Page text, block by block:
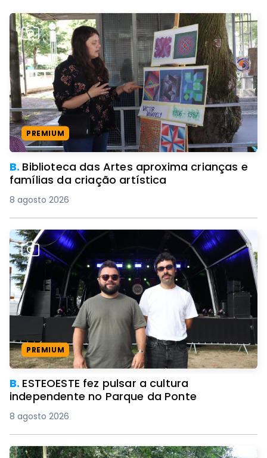
PREMIUM
B. Biblioteca das Artes aproxima crianças e
famílias da criação artística
8 agosto 2026
PREMIUM
B. ESTEOESTE fez pulsar a cultura
independente no Parque da Ponte
8 agosto 2026